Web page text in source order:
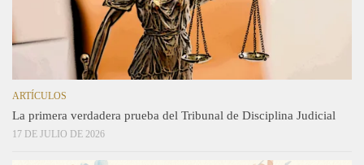
ARTÍCULOS
La primera verdadera prueba del Tribunal de Disciplina Judicial
17 DE JULIO DE 2026